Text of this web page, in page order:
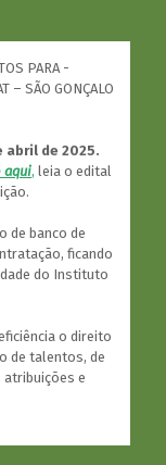
PARA -
– SÃO GONÇALO
abril de 2025.
aqui, leia o edital
de banco de
ficando
do Instituto
o direito
de talentos, de
atribuições e